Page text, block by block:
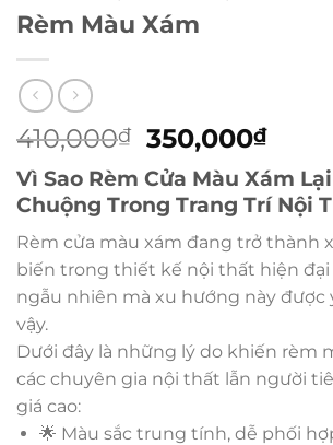
Rèm Màu Xám
410,000₫
Giá
gốc
là:
410,000₫.
350,000₫Giá
hiện
tại
là:
Vì Sao Rèm Cửa Màu Xám
Chuộng Trong Trang Trí Nội
Rèm cửa màu xám đang trở thành
biến trong thiết kế nội thất hiện đại
ngẫu nhiên mà xu hướng này được
vậy.
Dưới đây là những lý do khiến rèm
các chuyên gia nội thất lẫn người
giá cao:
🌟 Màu sắc trung tính, dễ phối